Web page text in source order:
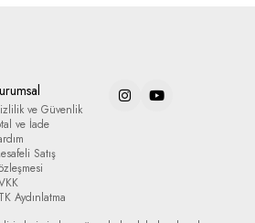
ve Güvenlik
ve İade
Satış
Aydınlatma